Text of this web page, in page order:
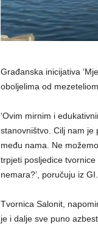
Građanska inicijativa
oboljelima od
‘Ovim mirnim i
stanovništvo. Cilj nam je
među nama. Ne
trpjeti posljedice
nemara?’, poručuju iz GI.
Tvornica Salonit,
je i dalje sve puno